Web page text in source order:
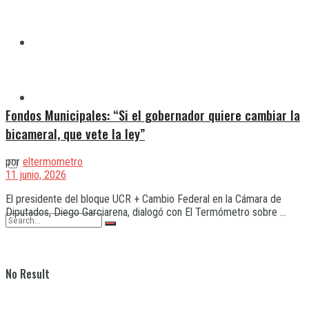
No Result
Fondos Municipales: “Si el gobernador quiere cambiar la
bicameral, que vete la ley”
por eltermometro
11 junio, 2026
El presidente del bloque UCR + Cambio Federal en la Cámara de
Diputados, Diego Garciarena, dialogó con El Termómetro sobre ...